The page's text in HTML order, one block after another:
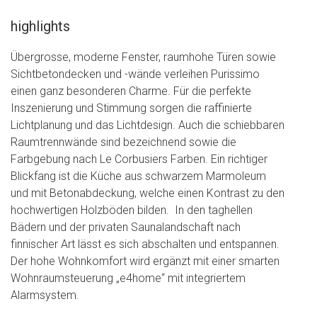
highlights
Übergrosse, moderne Fenster, raumhohe Türen sowie
Sichtbetondecken und -wände verleihen Purissimo
einen ganz besonderen Charme. Für die perfekte
Inszenierung und Stimmung sorgen die raffinierte
Lichtplanung und das Lichtdesign. Auch die schiebbaren
Raumtrennwände sind bezeichnend sowie die
Farbgebung nach Le Corbusiers Farben. Ein richtiger
Blickfang ist die Küche aus schwarzem Marmoleum
und mit Betonabdeckung, welche einen Kontrast zu den
hochwertigen Holzböden bilden. In den taghellen
Bädern und der privaten Saunalandschaft nach
finnischer Art lässt es sich abschalten und entspannen.
Der hohe Wohnkomfort wird ergänzt mit einer smarten
Wohnraumsteuerung „e4home“ mit integriertem
Alarmsystem.